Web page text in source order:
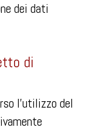
dei dati
di
l’utilizzo del